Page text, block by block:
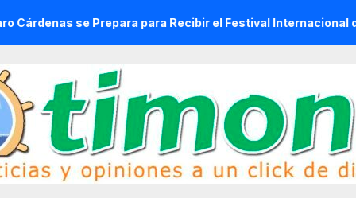
Prepara para Recibir el Festival Internacional de la